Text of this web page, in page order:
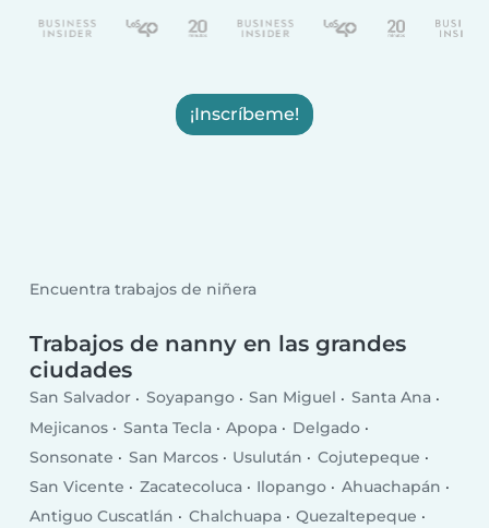
¡Inscríbeme!
Encuentra trabajos de niñera
Trabajos de nanny en las grandes
ciudades
San Salvador Soyapango San Miguel
Santa Ana
Mejicanos
Santa Tecla Apopa
Delgado
Sonsonate
San Marcos Usulután
Cojutepeque
San Vicente
Zacatecoluca Ilopango
Ahuachapán
Antiguo Cuscatlán
Chalchuapa
Quezaltepeque